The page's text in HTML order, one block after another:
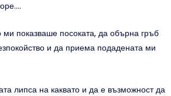
показваше посоката, да обърна гръб
и да приема подадената ми
липса на каквато и да е възможност да